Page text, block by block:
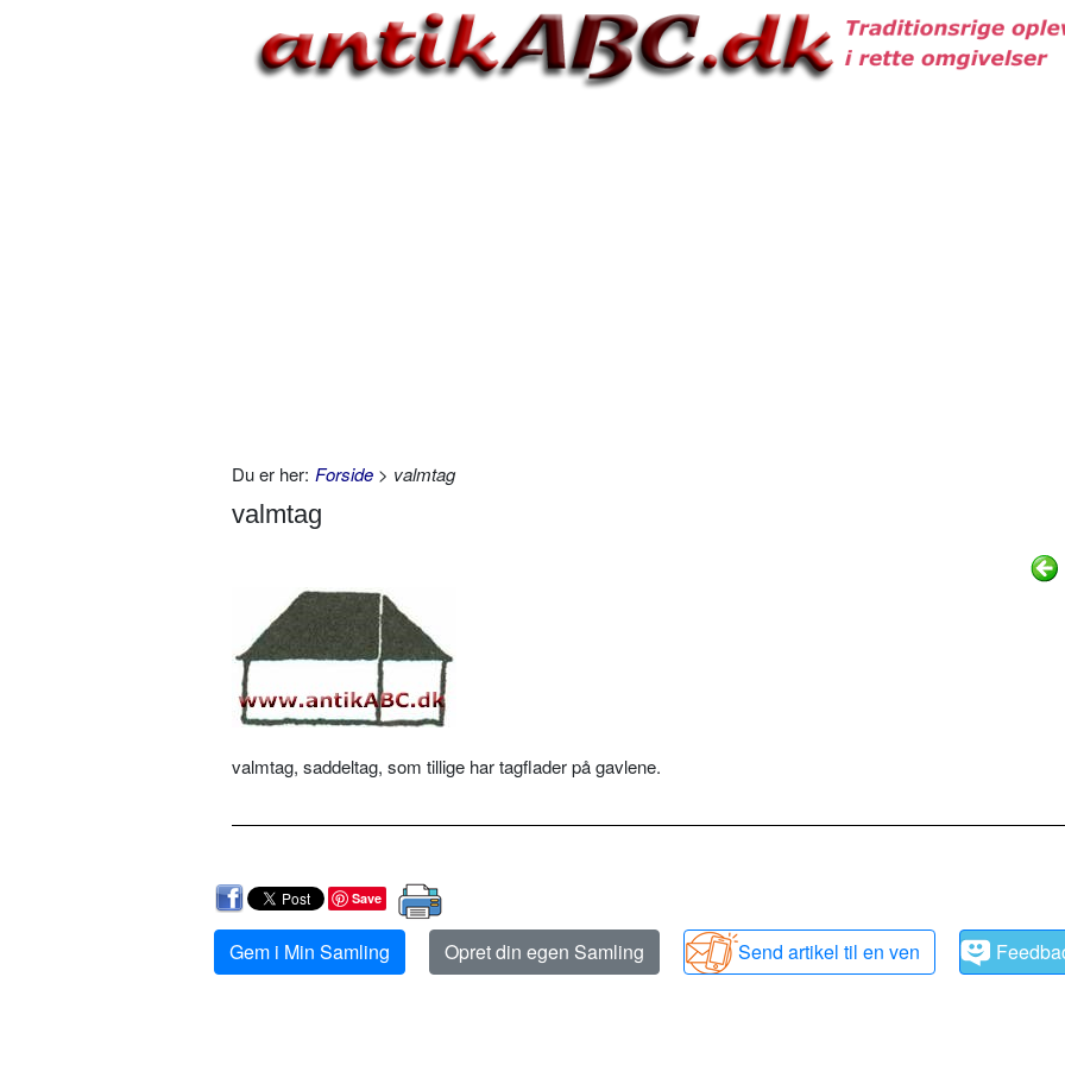
Du er her: Forside > valmtag
valmtag
valmtag, saddeltag, som tillige har tagflader på gavlene.
Save
Gem i Min Samling Opret din egen Samling Send artikel til en ven